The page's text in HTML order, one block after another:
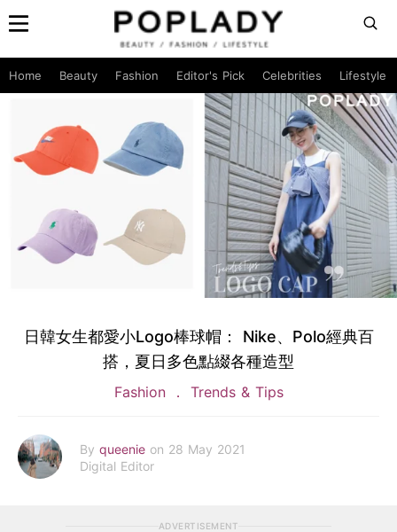
Home Beauty Fashion Editor's Pick Celebrities Lifestyle
日韓女生都愛小Logo棒球帽： Nike、Polo經典百
搭，夏日多色點綴各種造型
Fashion Trends & Tips
By queenie on 28 May 2021
Digital Editor
ADVERTISEMENT